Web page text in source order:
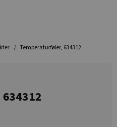
Temperaturføler, 634312